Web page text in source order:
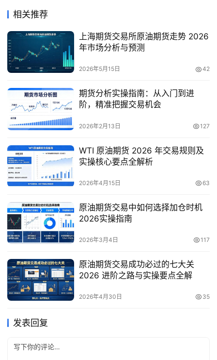
相关推荐
上海期货交易所原油期货走势 2026
年市场分析与预测
2026年5月15日 42
期货分析实操指南：从入门到进
阶，精准把握交易机会
2026年2月13日 127
WTI 原油期货 2026 年交易规则及
实操核心要点全解析
2026年4月15日 63
原油期货交易中如何选择加仓时机
2026实操指南
2026年3月4日 117
原油期货交易成功必过的七大关
2026 进阶之路与实操要点全解
2026年4月30日 35
发表回复